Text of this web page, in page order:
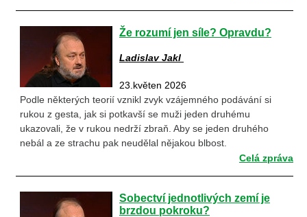
Že rozumí jen síle? Opravdu?
Ladislav Jakl
23.květen 2026
Podle některých teorií vznikl zvyk vzájemného podávání si
rukou z gesta, jak si potkavší se muži jeden druhému
ukazovali, že v rukou nedrží zbraň. Aby se jeden druhého
nebál a ze strachu pak neudělal nějakou blbost.
Celá zpráva
Sobectví jednotlivých zemí je
brzdou pokroku?